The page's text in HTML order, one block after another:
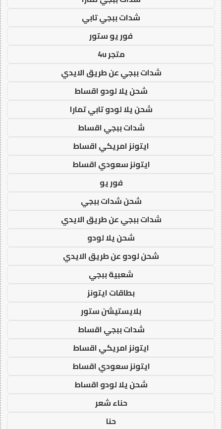
شدات ببجي تابي
فور يو ستور
متجر 4u
شدات ببجي عن طريق الايدي
شحن يلا لودو اقساط
شحن يلا لودو تابي تمارا
شدات ببجي اقساط
ايتونز امريكي اقساط
ايتونز سعودي اقساط
فور يو
شحن شدات ببجي
شدات ببجي عن طريق الايدي
شحن يلا لودو
شحن لودو عن طريق الايدي
شعبية ببجي
بطاقات ايتونز
بلايستيشن ستور
شدات ببجي اقساط
ايتونز امريكي اقساط
ايتونز سعودي اقساط
شحن يلا لودو اقساط
حناء شعر
حنا